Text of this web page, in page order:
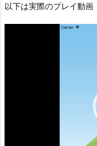
以下は実際のプレイ動画